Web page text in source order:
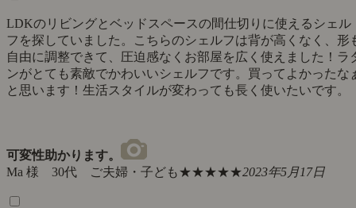
LDKのリビングとベッドスペースの間仕切りに使えるシェル
フを探していました。こちらのシェルフは背が高くなく、形
自由に調整できて、圧迫感なくお部屋を広く使えました！ラ
ンがとても素敵でかわいいシェルフです。買ってよかったな
と思います！生活スタイルが変わっても長く使いたいです。
可変性助かります。
Ma 様 30代 ご夫婦・子ども★★★★★2023年5月17日